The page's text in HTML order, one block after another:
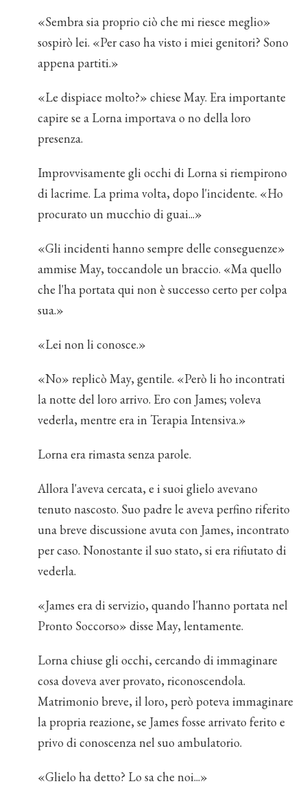
«Sembra sia proprio ciò che mi riesce meglio»
sospirò lei. «Per caso ha visto i miei genitori? Sono
appena partiti.»
«Le dispiace molto?» chiese May. Era importante
capire se a Lorna importava o no della loro
presenza.
Improvvisamente gli occhi di Lorna si riempirono
di lacrime. La prima volta, dopo l'incidente. «Ho
procurato un mucchio di guai...»
«Gli incidenti hanno sempre delle conseguenze»
ammise May, toccandole un braccio. «Ma quello
che l'ha portata qui non è successo certo per colpa
sua.»
«Lei non li conosce.»
«No» replicò May, gentile. «Però li ho incontrati
la notte del loro arrivo. Ero con James; voleva
vederla, mentre era in Terapia Intensiva.»
Lorna era rimasta senza parole.
Allora l'aveva cercata, e i suoi glielo avevano
tenuto nascosto. Suo padre le aveva perfino riferito
una breve discussione avuta con James, incontrato
per caso. Nonostante il suo stato, si era rifiutato di
vederla.
«James era di servizio, quando l'hanno portata nel
Pronto Soccorso» disse May, lentamente.
Lorna chiuse gli occhi, cercando di immaginare
cosa doveva aver provato, riconoscendola.
Matrimonio breve, il loro, però poteva immaginare
la propria reazione, se James fosse arrivato ferito e
privo di conoscenza nel suo ambulatorio.
«Glielo ha detto? Lo sa che noi...»